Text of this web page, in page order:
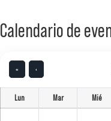
Calendario de
« ‹
Lun Mar Mié